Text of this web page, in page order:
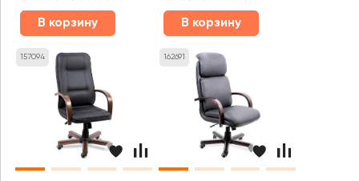
В корзину В корзину
157094 162691